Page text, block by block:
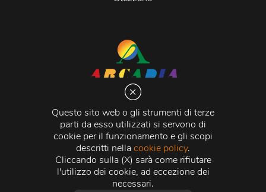
Questo sito web o gli strumenti di terze
parti da esso utilizzati si servono di
cookie per il funzionamento e gli scopi
descritti nellacookie policy.
Cliccando sulla (X) sarà come rifiutare
l'utilizzo dei cookie, ad eccezione dei
necessari.
Via Martiri della Libertà 20066 Melzo (MI)
C.C.I.A.A. - R.E.A di Milano n. 1427910
Registro delle Imprese di Milano n. 338392 -
Fiscale e Partita Iva11015840157 | Capitale Sociale
500.000,00 i.v.
Credits:Crea Informatica S.r.l. 2026 © Tutti i diritti
riservati.